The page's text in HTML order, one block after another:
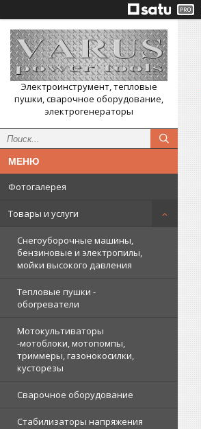
Электроинструмент, тепловые
пушки, сварочное оборудование,
электрогенераторы
Фотогалерея
Товары и услуги
Снегоуборочные машины,
бензиновые и электропилы,
мойки высокого давления
Тепловые пушки -
обогреватели
Мотокультиваторы
-мотоблоки, мотопомпы,
триммеры, газонокосилки,
кусторезы
Сварочное оборудование
Стабилизаторы напряжения